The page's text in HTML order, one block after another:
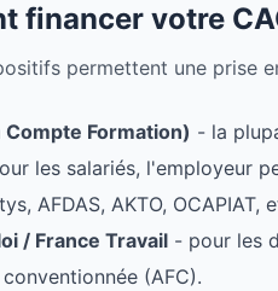
financer votre
permettent une prise
Compte Formation) - la
les salariés, l'employeur
AFDAS, AKTO, OCAPIAT,
/ France Travail - pour les
(AFC).